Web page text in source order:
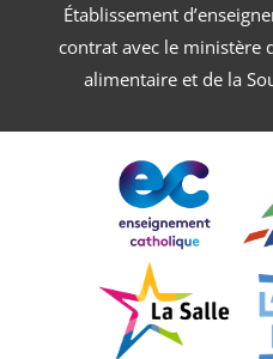
Établissement
contrat avec le ministère
alimentaire et de la